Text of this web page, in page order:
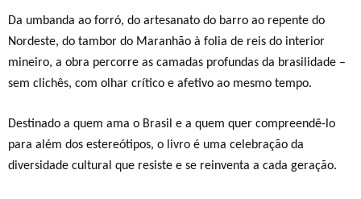
Da umbanda ao forró, do artesanato do barro ao repente do
Nordeste, do tambor do Maranhão à folia de reis do interior
mineiro, a obra percorre as camadas profundas da brasilidade –
sem clichês, com olhar crítico e afetivo ao mesmo tempo.
Destinado a quem ama o Brasil e a quem quer compreendê-lo
para além dos estereótipos, o livro é uma celebração da
diversidade cultural que resiste e se reinventa a cada geração.